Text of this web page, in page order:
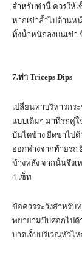
สำหรับท่านี้ ควรให้
หากเข่าล้ำไปด้านห
ทิ้งน้ำหนักลงบนเข่า
7.ท่า Triceps Dips
เปลี่ยนท่าบริหารกร
แบบเดิมๆ มาที่รถคู่ใ
บันไดข้าง ยืดขาไป
ออกห่างจากท้ายรถ
ข้างหลัง จากนั้นจึงเ
4 เซ็ท
ข้อควรระวังสำหรับท่
พยายามบีบศอกไปด้
บาดเจ็บบริเวณหัวไ